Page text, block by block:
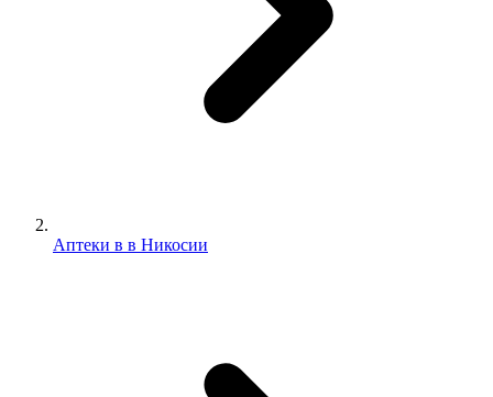
Аптеки в в Никосии